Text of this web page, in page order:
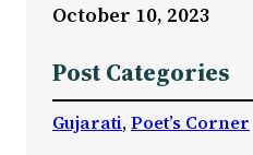
October 10, 2023
Post Categories
Gujarati, Poet’s Corner